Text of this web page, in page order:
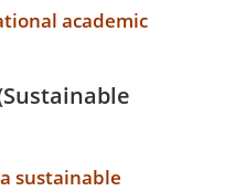
academic
sustainable